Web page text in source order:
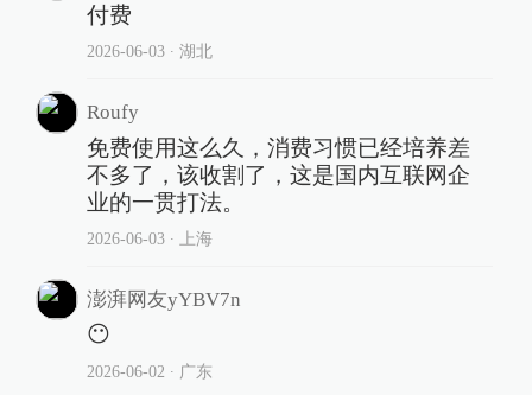
付费
2026-06-03∙ 湖北
Roufy
免费使用这么久，消费习惯已经培养差
不多了，该收割了，这是国内互联网企
业的一贯打法。
2026-06-03∙ 上海
澎湃网友yYBV7n
😶
2026-06-02 ∙ 广东